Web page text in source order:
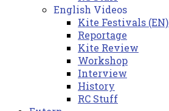
English Videos
Kite Festivals (EN)
Reportage
Kite Review
Workshop
Interview
History
RC Stuff